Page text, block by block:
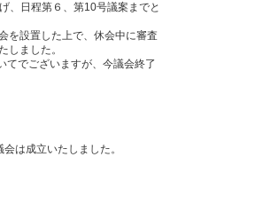
、日程第６、第10号議案までと
を設置した上で、休会中に審査
しました。
てでございますが、今議会終了
は成立いたしました。